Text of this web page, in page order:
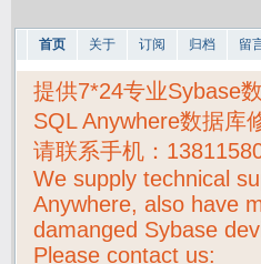
首页 关于 订阅 归档 留
提供7*24专业Sybase
SQL Anywhere数据库
请联系手机：
We supply technical
Anywhere, also have
damanged Sybase
Please contact us: